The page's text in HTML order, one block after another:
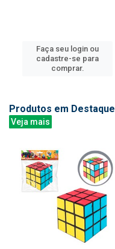
Faça seu login ou
cadastre-se para
comprar.
Produtos em Destaque
Veja mais